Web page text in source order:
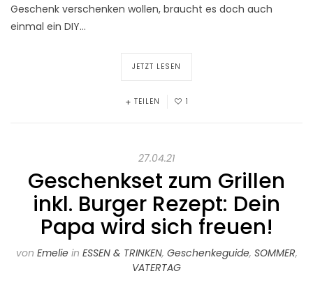
Geschenk verschenken wollen, braucht es doch auch
einmal ein DIY…
JETZT LESEN
TEILEN 1
27.04.21
Geschenkset zum Grillen
inkl. Burger Rezept: Dein
Papa wird sich freuen!
von Emeliein ESSEN & TRINKEN, Geschenkeguide, SOMMER,
VATERTAG